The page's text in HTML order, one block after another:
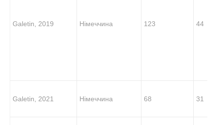
Galetin, 2019 Німеччина 123 44
Galetin, 2021 Німеччина 68 31